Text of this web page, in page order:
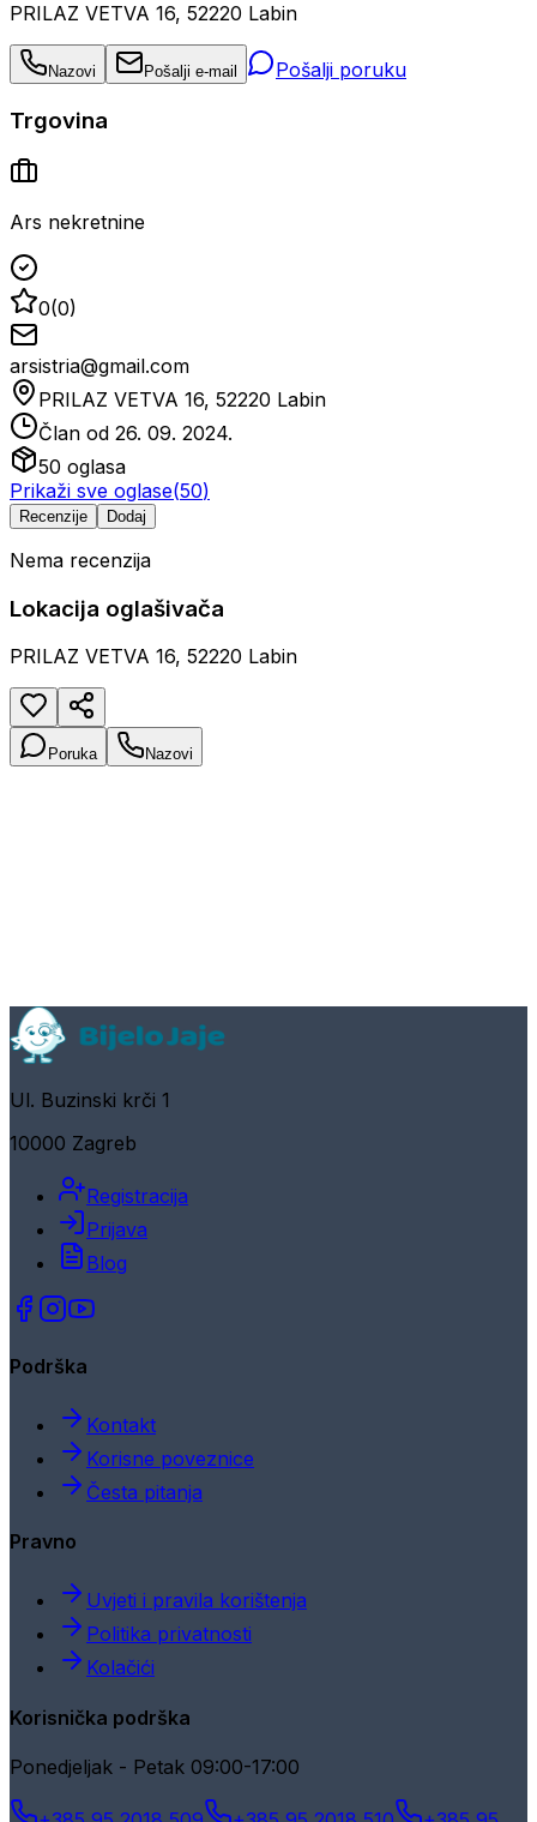
PRILAZ VETVA 16, 52220 Labin
Nazovi Pošalji e-mail Pošalji poruku
Trgovina
Ars nekretnine
0(0)
arsistria@gmail.com
PRILAZ VETVA 16, 52220 Labin
Član od 26. 09. 2024.
50 oglasa
Prikaži sve oglase(50)
Recenzije Dodaj
Nema recenzija
Lokacija oglašivača
PRILAZ VETVA 16, 52220 Labin
Poruka Nazovi
Ul. Buzinski krči 1
10000 Zagreb
Registracija
Prijava
Blog
Podrška
Kontakt
Korisne poveznice
Česta pitanja
Pravno
Uvjeti i pravila korištenja
Politika privatnosti
Kolačići
Korisnička podrška
Ponedjeljak - Petak 09:00-17:00